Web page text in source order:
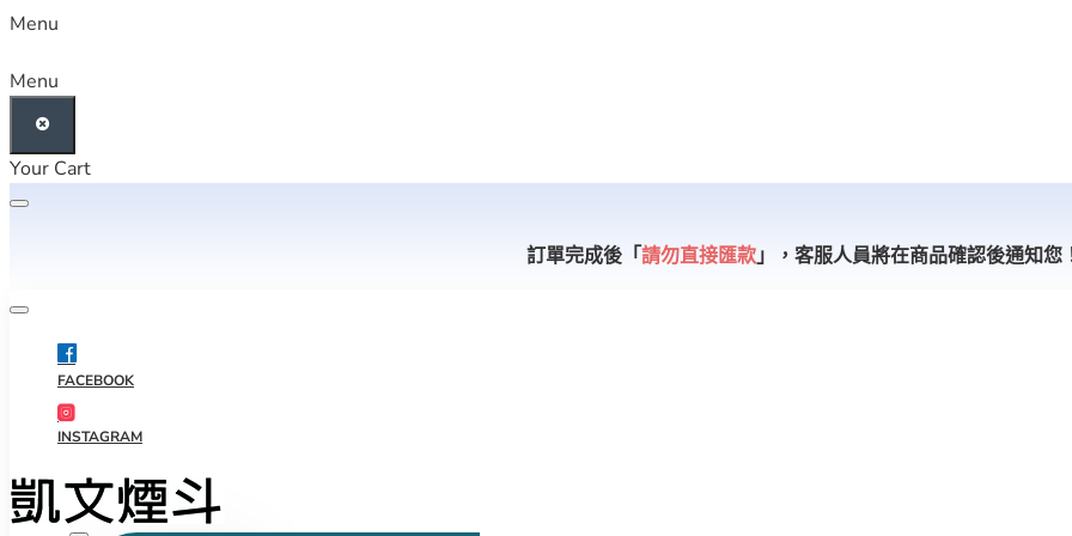
Menu
Menu
Your Cart
訂單完成後「請勿直接匯款 」， 客服人員將在商品確認後通知您
FACEBOOK
INSTAGRAM